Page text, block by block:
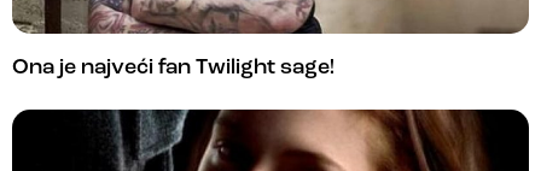
Ona je najveći fan Twilight sage!